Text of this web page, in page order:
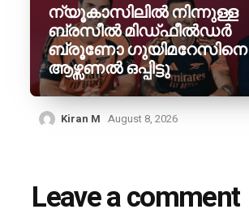
ന്യൂകാസിലിൽ നിന്നുള്ള
ബ്രസീൽ മിഡ്ഫീൽഡർ
ബ്രൂണോ ഗുയിമറേസിനെ
ആഴ്സണൽ ഒപ്പിട്ടു
Kiran M August 8, 2026
Leave a comment